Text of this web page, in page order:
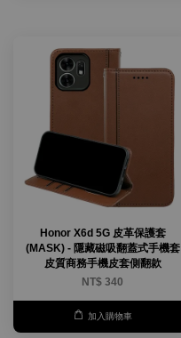
Honor X6d 5G 皮革保護套
(MASK) - 隱藏磁吸翻蓋式手機套
皮質商務手機皮套側翻款
NT$ 340
加入購物車